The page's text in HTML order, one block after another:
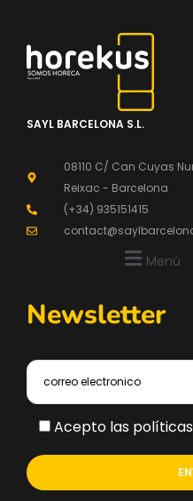
SAYL BARCELONA S.L.
08110 C/ Can Cuyas
Reixac - Barcelona
(+34) 935151415
Menú
Newsletter
Acepto las